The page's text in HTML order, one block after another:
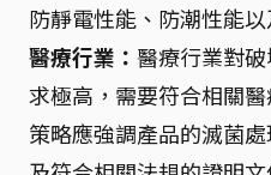
防靜電性能、防潮性能
醫療行業： 醫療行業對
求極高，需要符合相關
策略應強調產品的滅菌